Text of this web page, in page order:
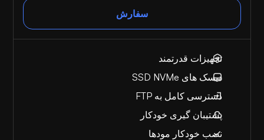
سفارش
تجهیزات قدرتمند
دیسک های SSD NVMe
دسترسی کامل به FTP
پشتیبان گیری خودکار
نصب خودکار مودها